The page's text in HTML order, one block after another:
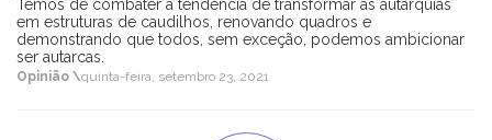
Temos de combater a tendência de transformar as autarquias
em estruturas de caudilhos, renovando quadros e
demonstrando que todos, sem exceção, podemos ambicionar
ser autarcas.
Opinião \quinta-feira, setembro 23, 2021